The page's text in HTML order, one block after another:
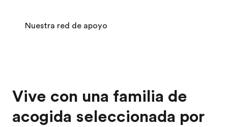
Nuestra red de apoyo
Vive con una familia de
acogida seleccionada por